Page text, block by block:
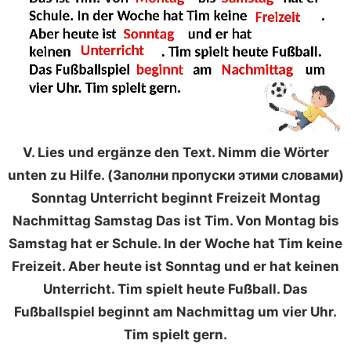
V. Lies und ergänze den Text. Nimm die Wörter
unten zu Hilfe. (Заполни пропуски этими словами)
Sonntag Unterricht beginnt Freizeit Montag
Nachmittag Samstag Das ist Tim. Von Montag bis
Samstag hat er Schule. In der Woche hat Tim keine
Freizeit. Aber heute ist Sonntag und er hat keinen
Unterricht. Tim spielt heute Fußball. Das
Fußballspiel beginnt am Nachmittag um vier Uhr.
Tim spielt gern.